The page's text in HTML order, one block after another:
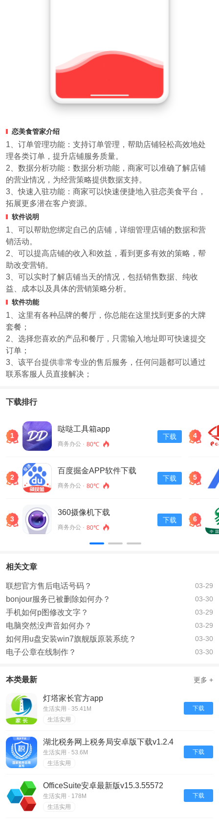
恋美食管家介绍
1、订单管理功能：支持订单管理，帮助店铺轻松高效地处
理各类订单，提升店铺服务质量。
2、数据分析功能：数据分析功能，商家可以准确了解店铺
的营业情况，为经营策略提供数据支持。
3、快速入驻功能：商家可以快速便捷地入驻恋美食平台，
拓展更多潜在客户资源。
软件说明
1、可以帮助您绑定自己的店铺，详细管理店铺的数据和营
销活动。
2、可以提高店铺的收入和效益，看到更多有效的策略，帮
助改变营销。
3、可以实时了解店铺当天的情况，包括销售数据、纯收
益、成本以及具体的营销策略分析。
软件功能
1、这里有各种品牌的餐厅，你总能在这里找到更多的大牌
套餐；
2、选择您喜欢的产品和餐厅，只需输入地址即可快速提交
订单；
3、该平台提供非常专业的售后服务，任何问题都可以通过
联系客服人员直接解决；
下载排行
1
哒哒工具箱app
商务办公 · 80℃
下载
2
百度掘金APP软件下载
商务办公 · 80℃
下载
3
360摄像机下载
商务办公 · 80℃
下载
4
5
6
相关文章
联想官方售后电话号码？ 03-29
bonjour服务已被删除如何办？ 03-30
手机如何p图修改文字？ 03-29
电脑突然没声音如何办？ 03-29
如何用u盘安装win7旗舰版原装系统？ 03-30
电子公章在线制作？ 03-30
本类最新 更多 +
灯塔家长官方app
生活实用 · 35.41M
生活实用
下载
湖北税务网上税务局安卓版下载v1.2.4
生活实用 · 53.6M
生活实用
下载
OfficeSuite安卓最新版v15.3.55572
生活实用 · 178M
生活实用
下载